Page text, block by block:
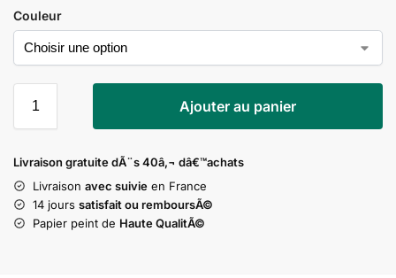
Couleur
Ajouter au panier
Livraison gratuite dÃ¨s 40â‚¬ dâ€™achats
Livraison avec suivie en France
14 jours satisfait ou remboursÃ©
Papier peint de Haute QualitÃ©